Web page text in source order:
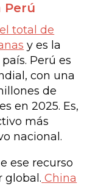
Perú
total de
y es la
Perú es
con una
de
en 2025. Es,
más
nacional.
ese recurso
global. China